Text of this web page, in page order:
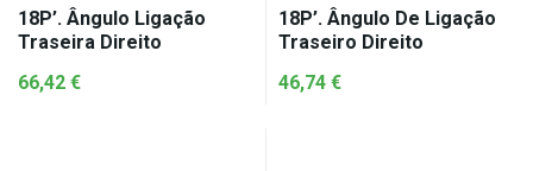
18P’. Ângulo Ligação
Traseira Direito
66,42 €
18P’. Ângulo De Ligação
Traseiro Direito
46,74 €